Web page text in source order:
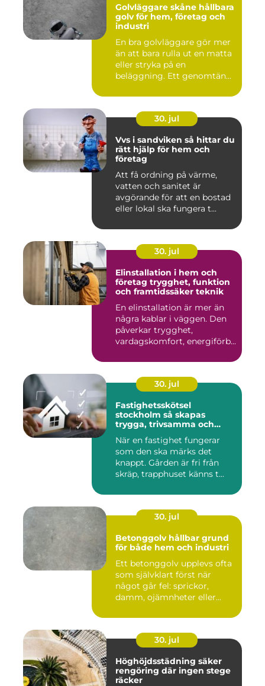
Golvläggare skåne hållbara
golv för hem, företag och
industri
En bra golvläggare gör mer
än att bara rulla ut en matta
eller stryka på en
beläggning. Ett genomtän...
30. jul
Vvs i sandviken så hittar du
rätt hjälp för hem och
företag
Att få ordning på värme,
vatten och sanitet är
avgörande för att en bostad
eller lokal ska fungera t...
30. jul
Elinstallation i hem och
företag trygghet, funktion
och framtidssäker teknik
En elinstallation är mer än
några kablar i väggen. Den
påverkar trygghet,
vardagskomfort, energiförb...
30. jul
Fastighetsskötsel
stockholm så skapas
trygga, trivsamma och
När en fastighet fungerar
som den ska märks det
knappt. Gården är fri från
skräp, trapphuset känns t...
30. jul
Betonggolv hållbar grund
för både hem och industri
Ett betonggolv upplevs ofta
som självklart först när
något går fel: sprickor,
damm, ojämnheter eller...
30. jul
Höghöjdsstädning säker
rengöring där ingen stege
räcker